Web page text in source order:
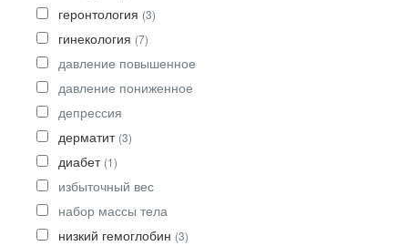
геронтология (3)
гинекология (7)
давление повышенное
давление пониженное
депрессия
дерматит (3)
диабет (1)
избыточный вес
набор массы тела
низкий гемоглобин (3)